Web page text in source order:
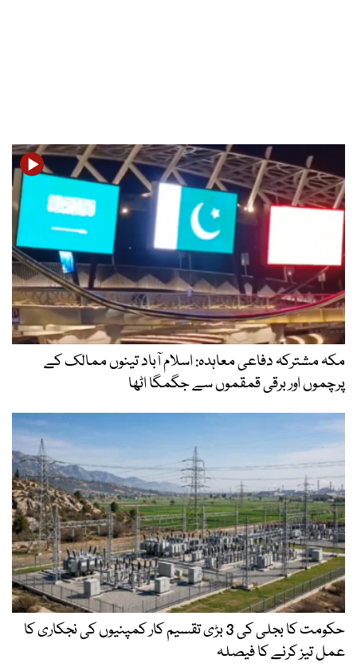
مکہ مشترکہ دفاعی معاہدہ: اسلام آباد تینوں ممالک کے
پرچموں اور برقی قمقموں سے جگمگا اٹھا
حکومت کا بجلی کی 3 بڑی تقسیم کار کمپنیوں کی نجکاری کا
عمل تیز کرنے کا فیصلہ